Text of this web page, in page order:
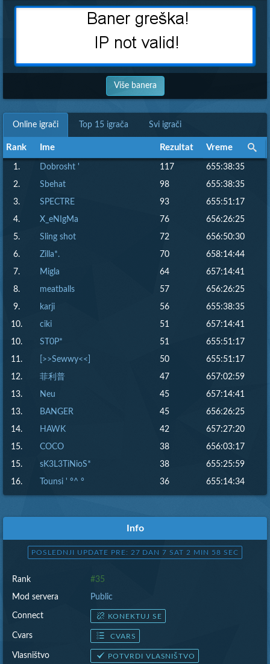
Više banera
Online igrači Top 15 igrača Svi igrači
Rank
Rank Ime
Ime Rezultat
Rezultat Vreme
Vreme
1. Dobrosht ' 117 655:38:35
2. Sbehat 98 655:38:35
3. SPECTRE 93 655:51:17
4. X_eNIgMa 76 656:26:25
5. Sling shot 72 656:50:30
6. Zilla*. 70 658:14:44
7. Migla 64 657:14:41
8. meatballs 57 656:26:25
9. karji 56 655:38:35
10. ciki 51 657:14:41
10. ST0P* 51 655:51:17
11. [>>Sewwy<<] 50 655:51:17
12. 菲利普 47 657:02:59
13. Neu 45 657:14:41
13. BANGER 45 656:26:25
14. HAWK 42 657:27:20
15. COCO 38 656:03:17
15. sK3L3TiNioS* 38 655:25:59
16. Tounsi ' °^ ° 36 655:14:34
18. Old Man 32 657:14:41
jd 22 655:02:52
12
24.
24. AsDfeR* 8
Info
POSLEDNJI UPDATE PRE: 27 DAN 7 SAT 2 MIN 59 SEC
Rank #35
Mod servera Public
Connect KONEKTUJ SE
Cvars CVARS
Vlasništvo POTVRDI VLASNIŠTVO